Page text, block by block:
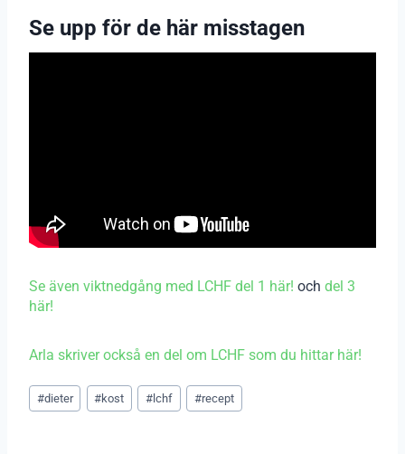
Se upp för de här misstagen
Se även viktnedgång med LCHF del 1 här! och del 3
här!
Arla skriver också en del om LCHF som du hittar här!
Post
Tags:
#dieter #kost # lchf #recept